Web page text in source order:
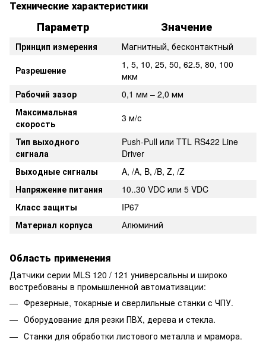
Технические характеристики
Параметр Значение
Принцип измерения
Магнитный, бесконтактный
Разрешение
1, 5, 10, 25, 50, 62.5, 80, 100
мкм
Рабочий зазор
0,1 мм – 2,0 мм
Максимальная
скорость
3 м/с
Тип выходного
сигнала
Push-Pull или TTL RS422 Line
Driver
Выходные сигналы
A, /A, B, /B, Z, /Z
Напряжение питания
10..30 VDC или 5 VDC
Класс защиты
IP67
Материал корпуса
Алюминий
Область применения
Датчики серии MLS 120 / 121 универсальны и широко
востребованы в промышленной автоматизации:
Фрезерные, токарные и сверлильные станки с ЧПУ.
Оборудование для резки ПВХ, дерева и стекла.
Станки для обработки листового металла и мрамора.